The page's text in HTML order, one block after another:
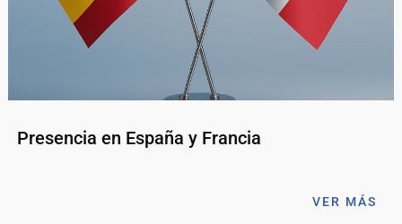
Presencia en España y Francia
VER MÁS